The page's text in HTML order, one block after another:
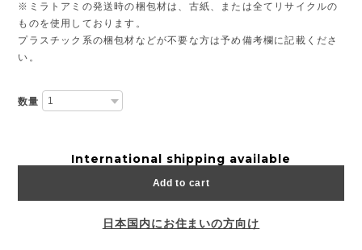
※ミラトアミの発送時の梱包材は、古紙、または全てリサイクルの
ものを使用しております。
プラスチック系の梱包材などが不要な方は予め備考欄に記載くださ
い。
数量
International shipping available
Add to cart
日本国内にお住まいの方向け